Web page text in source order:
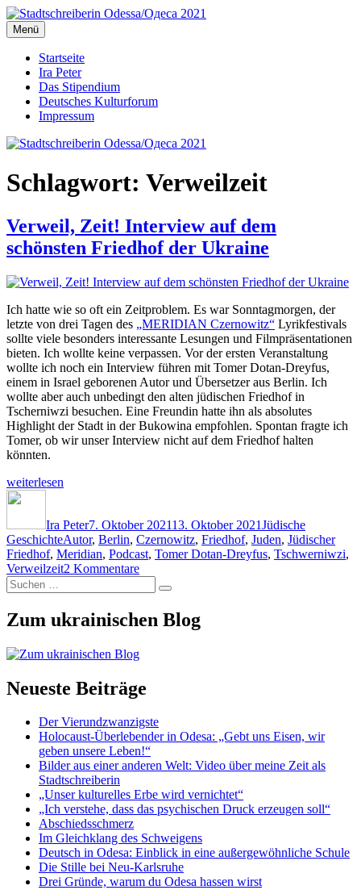
Zum
Inhalt
springen
Stadtschreiberin Odessa/Одеса 2021
Stadtschreiberin Odessa/Одеса 2021
Menü
Startseite
Ira Peter
Das Stipendium
Deutsches Kulturforum
Impressum
Schlagwort: Verweilzeit
Verweil, Zeit! Interview auf dem
schönsten Friedhof der Ukraine
Ich hatte wie so oft ein Zeitproblem. Es war Sonntagmorgen, der
letzte von drei Tagen des „MERIDIAN Czernowitz“ Lyrikfestivals
sollte viele besonders interessante Lesungen und Filmpräsentationen
bieten. Ich wollte keine verpassen. Vor der ersten Veranstaltung
wollte ich noch ein Interview führen mit Tomer Dotan-Dreyfus,
einem in Israel geborenen Autor und Übersetzer aus Berlin. Ich
wollte aber auch unbedingt den alten jüdischen Friedhof in
Tscherniwzi besuchen. Eine Freundin hatte ihn als absolutes
Highlight der Stadt in der Bukowina empfohlen. Spontan fragte ich
Tomer, ob wir unser Interview nicht auf dem Friedhof halten
könnten.
„Verweil,
Zeit!
dem
schönsten
Friedhof
der
Ukraine“
weiterlesen
Ira Peter7. Oktober 202113. Oktober 2021Jüdische
GeschichteSchlagwörter
Autor, Berlin, Czernowitz, Friedhof, Juden, Jüdischer
Friedhof, Meridian, Podcast, Tomer Dotan-Dreyfus, Tschwerniwzi,
Verweilzeit2 Kommentarezu
Zeit!
Interview
auf
schönsten
der
Ukraine
Suchen
nach:
Suchen
Zum ukrainischen Blog
Neueste Beiträge
Der Vierundzwanzigste
Holocaust-Überlebender in Odesa: „Gebt uns Eisen, wir
geben unsere Leben!“
Bilder aus einer anderen Welt: Video über meine Zeit als
Stadtschreiberin
„Unser kulturelles Erbe wird vernichtet“
„Ich verstehe, dass das psychischen Druck erzeugen soll“
Abschiedsschmerz
Im Gleichklang des Schweigens
Deutsch in Odesa: Einblick in eine außergewöhnliche Schule
Die Stille bei Neu-Karlsruhe
Drei Gründe, warum du Odesa hassen wirst